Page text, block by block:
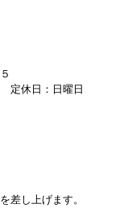
休日：日曜日
差し上げます。